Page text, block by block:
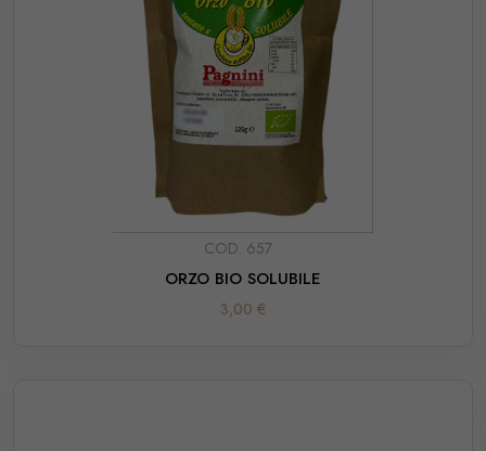
COD. 657
ORZO BIO SOLUBILE
3,00 €